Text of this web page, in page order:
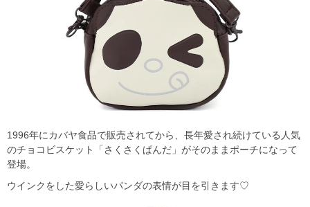
1996年にカバヤ食品で販売されてから、長年愛され続けている人気
のチョコビスケット「さくさくぱんだ」がそのままポーチになって
登場。
ウインクをした愛らしいパンダの表情が目を引きます♡